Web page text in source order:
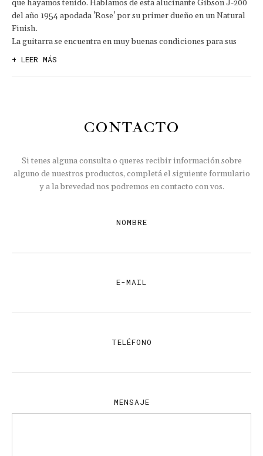
que hayamos tenido. Hablamos de esta alucinante Gibson J-200
del año 1954 apodada 'Rose' por su primer dueño en un Natural
Finish.
La guitarra se encuentra en muy buenas condiciones para sus
pasados 70 años de edad, con algunos de talles típicos.
feeling de este instrumento. La mejor acústica que tocaremos en
mucho tiempo.
Se entrega recientemente calibrada y puesta a punto con cuerdas
+ LEER MÁS
CONTACTO
Si tenes alguna consulta o queres recibir información sobre
alguno de nuestros productos, completá el siguiente formulario
y a la brevedad nos podremos en contacto con vos.
NOMBRE
E-MAIL
TELÉFONO
MENSAJE